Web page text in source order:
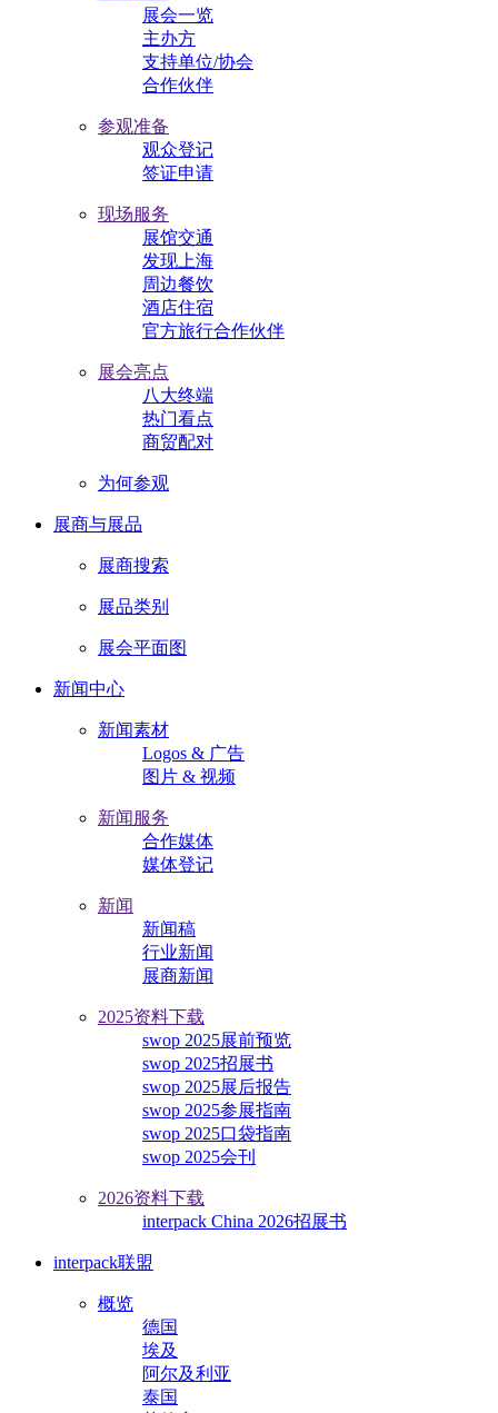
展会一览
主办方
支持单位/协会
合作伙伴
参观准备
观众登记
签证申请
现场服务
展馆交通
发现上海
周边餐饮
酒店住宿
官方旅行合作伙伴
展会亮点
八大终端
热门看点
商贸配对
为何参观
展商与展品
展商搜索
展品类别
展会平面图
新闻中心
新闻素材
Logos & 广告
图片 & 视频
新闻服务
合作媒体
媒体登记
新闻
新闻稿
行业新闻
展商新闻
2025资料下载
swop 2025展前预览
swop 2025招展书
swop 2025展后报告
swop 2025参展指南
swop 2025口袋指南
swop 2025会刊
2026资料下载
interpack China 2026招展书
interpack联盟
概览
德国
埃及
阿尔及利亚
泰国